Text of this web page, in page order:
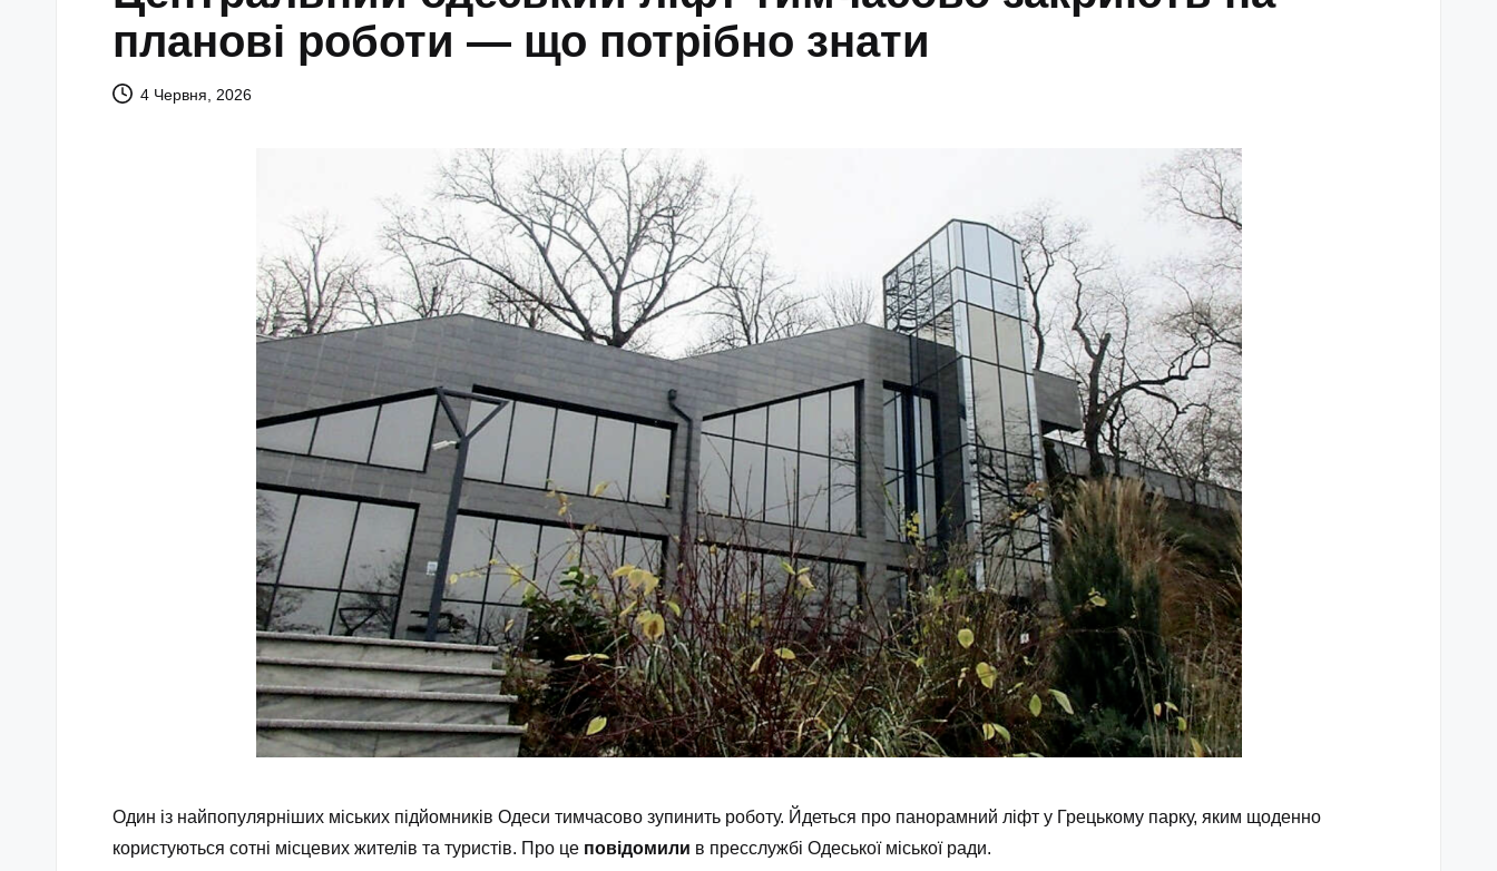
планові роботи — що потрібно знати
4 Червня, 2026
Один із найпопулярніших міських підйомників Одеси тимчасово зупинить роботу. Йдеться про панорамний ліфт у Грецькому парку, яким щоденно
користуються сотні місцевих жителів та туристів. Про це повідомили в пресслужбі Одеської міської ради.